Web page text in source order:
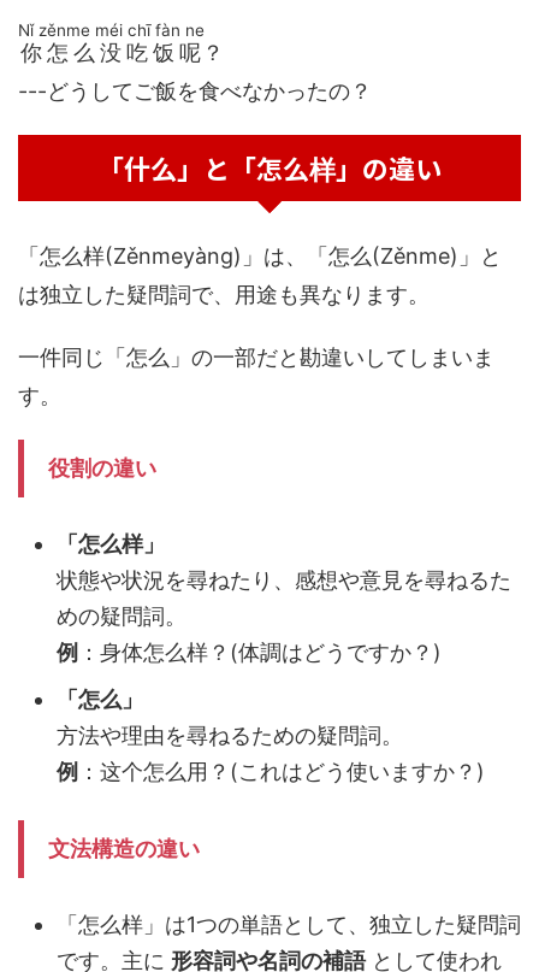
你怎么没吃饭呢
Nǐ zěnme méi chī fàn ne
？
---どうしてご飯を食べなかったの？
「什么」と「怎么样」の違い
「怎么样(Zěnmeyàng)」は、「怎么(Zěnme)」と
は独立した疑問詞で、用途も異なります。
一件同じ「怎么」の一部だと勘違いしてしまいま
す。
役割の違い
「怎么样」
状態や状況を尋ねたり、感想や意見を尋ねるた
めの疑問詞。
例 ：身体怎么样？(体調はどうですか？)
「怎么」
方法や理由を尋ねるための疑問詞。
例 ：这个怎么用？(これはどう使いますか？)
文法構造の違い
「怎么样」は1つの単語として、独立した疑問詞
です。主に 形容詞や名詞の補語として使われ